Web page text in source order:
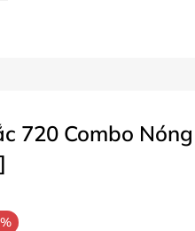
720 Combo Nóng